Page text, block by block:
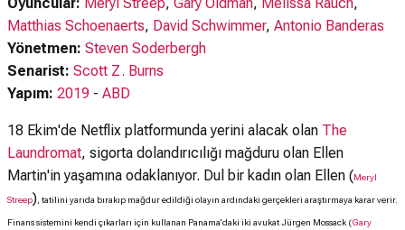
Matthias Schoenaerts, David Schwimmer, Antonio Banderas
Yönetmen: Steven Soderbergh
Senarist: Scott Z. Burns
Yapım: 2019 - ABD
18 Ekim'de Netflix platformunda yerini alacak olan The
Laundromat, sigorta dolandırıcılığı mağduru olan Ellen
Martin'in yaşamına odaklanıyor. Dul bir kadın olan Ellen (Meryl
Streep) , tatilini yarıda bırakıp mağdur edildiği olayın ardındaki gerçekleri araştırmaya karar verir.
Finans sistemini kendi çıkarları için kullanan Panama'daki iki avukat Jürgen Mossack (Gary